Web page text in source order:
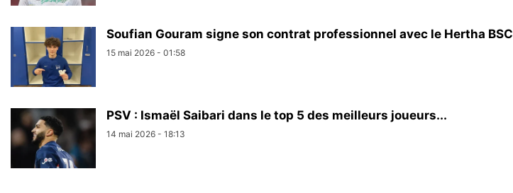
Soufian Gouram signe son contrat professionnel avec le Hertha BSC
15 mai 2026 - 01:58
PSV : Ismaël Saibari dans le top 5 des meilleurs joueurs...
14 mai 2026 - 18:13